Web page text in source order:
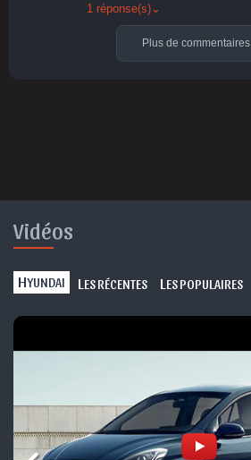
1 réponse(s) ⌄
Plus de commentaires
Vidéos
HYUNDAI L ES RÉCENTES L ES POPULAIRES